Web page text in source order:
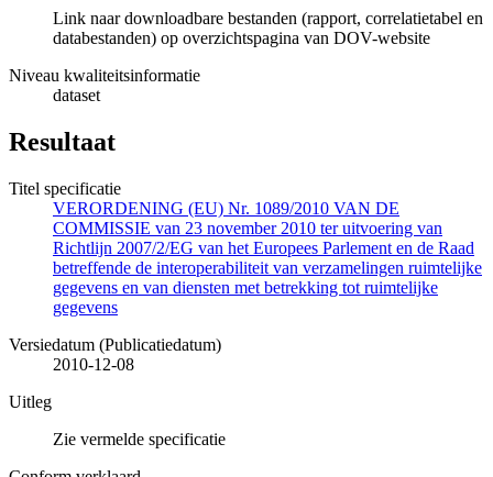
Link naar downloadbare bestanden (rapport, correlatietabel en
databestanden) op overzichtspagina van DOV-website
Niveau kwaliteitsinformatie
dataset
Resultaat
Titel specificatie
VERORDENING (EU) Nr. 1089/2010 VAN DE
COMMISSIE van 23 november 2010 ter uitvoering van
Richtlijn 2007/2/EG van het Europees Parlement en de Raad
betreffende de interoperabiliteit van verzamelingen ruimtelijke
gegevens en van diensten met betrekking tot ruimtelijke
gegevens
Versiedatum (Publicatiedatum)
2010-12-08
Uitleg
Zie vermelde specificatie